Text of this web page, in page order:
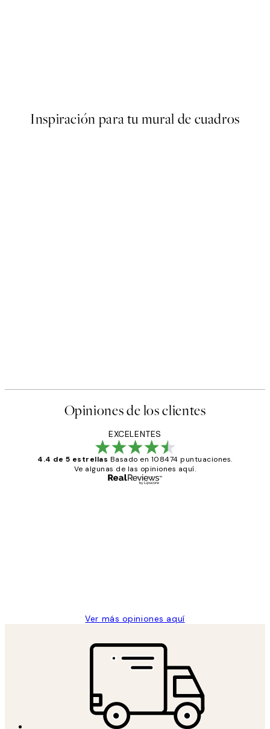
Inspiración para tu mural de cuadros
Opiniones de los clientes
EXCELENTES
4.4 de 5 estrellas Basado en 108474 puntuaciones.
Ve algunas de las opiniones aquí.
Ver más opiniones aquí